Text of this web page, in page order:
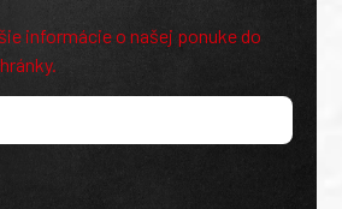
informácie o našej ponuke do